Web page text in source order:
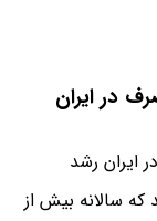
در ایران
ایران رشد
سالانه بیش از